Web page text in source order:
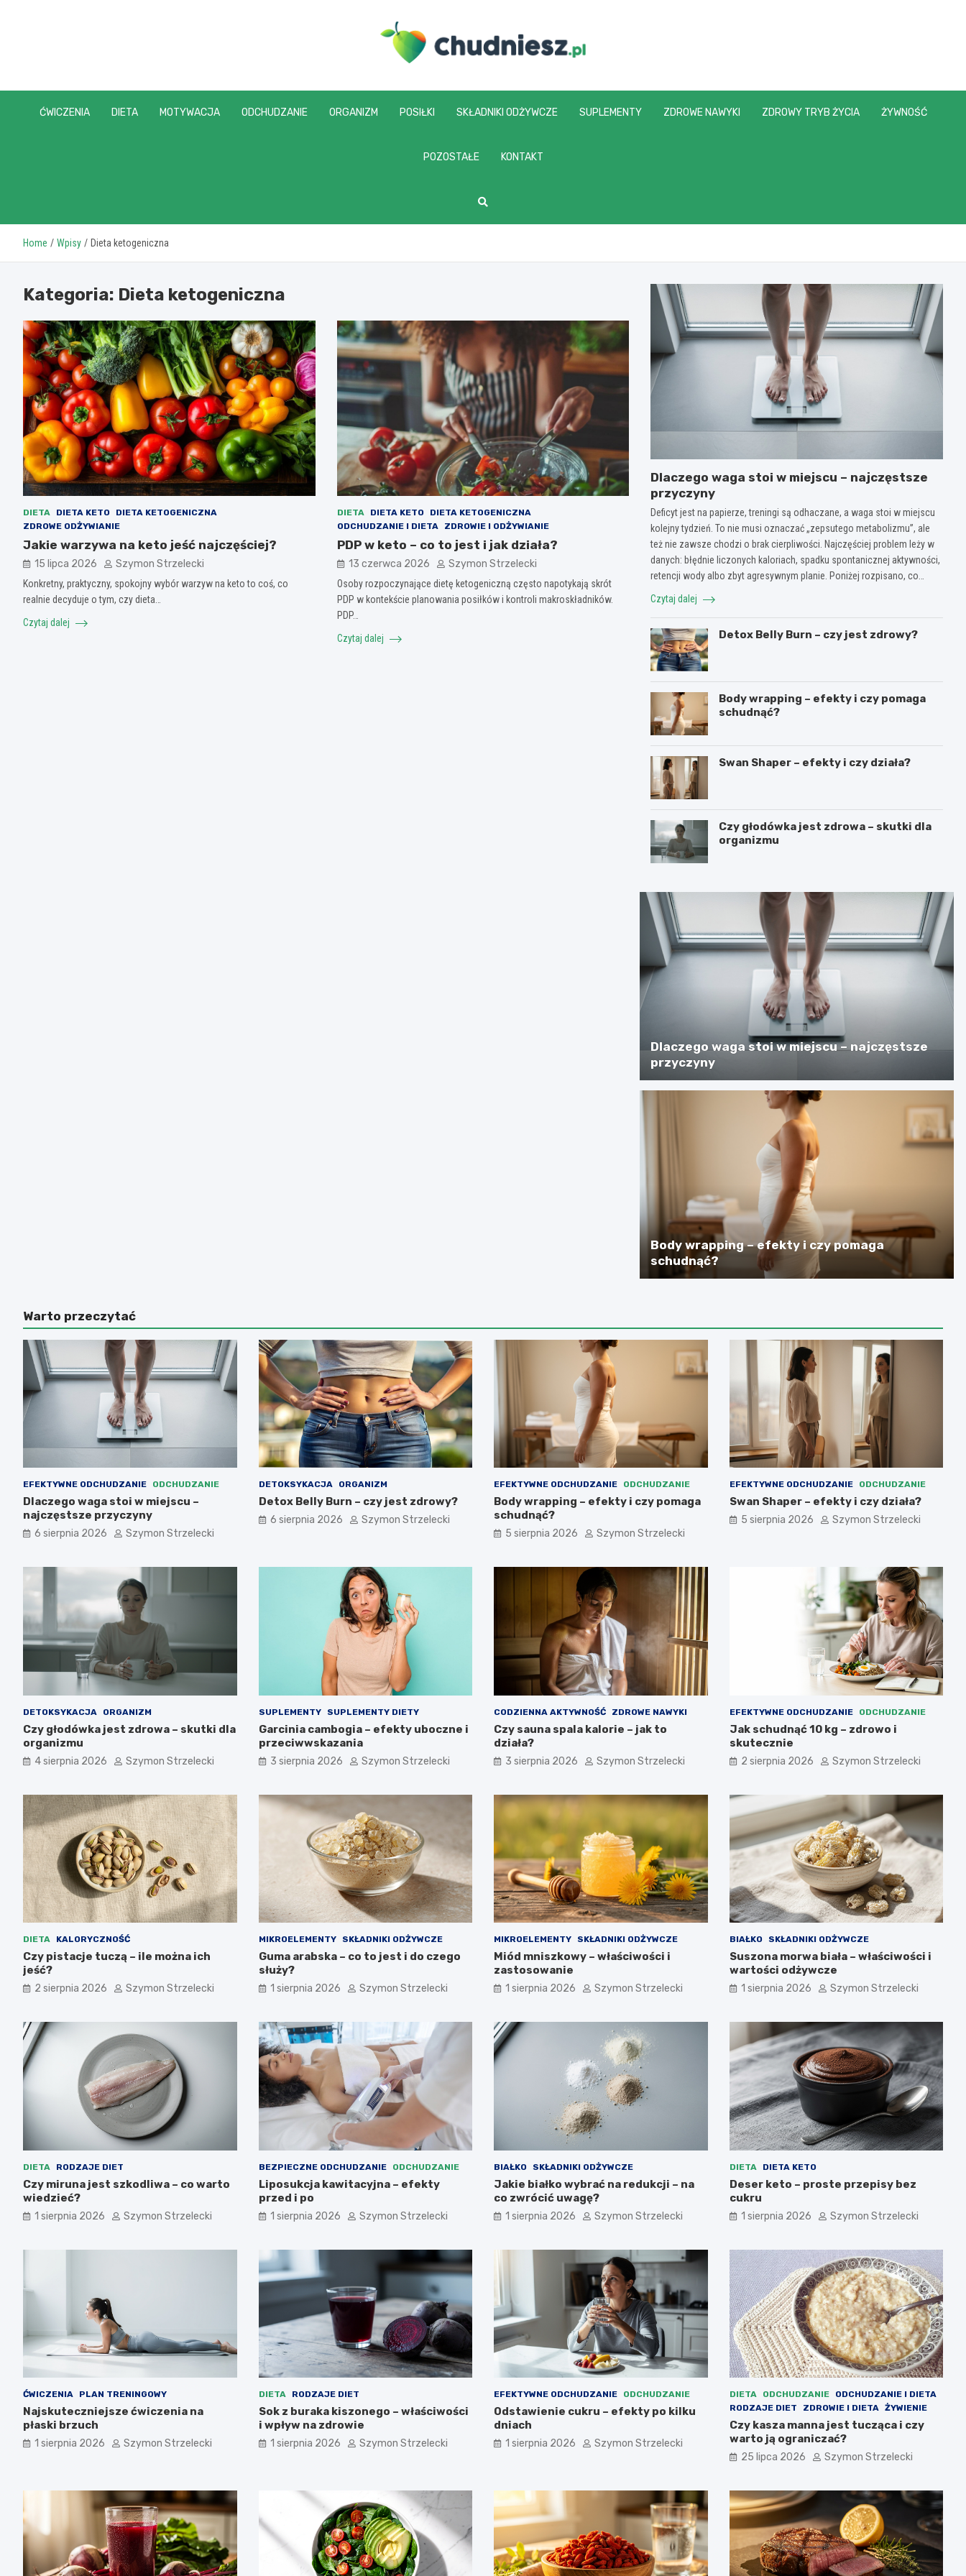
chudniesz.pl
ĆWICZENIA DIETA MOTYWACJA ODCHUDZANIE ORGANIZM POSIŁKI SKŁADNIKI ODŻYWCZE SUPLEMENTY ZDROWE NAWYKI ZDROWY TRYB ŻYCIA ŻYWNOŚĆ
POZOSTAŁE KONTAKT
Home Wpisy Dieta ketogeniczna
Kategoria: Dieta ketogeniczna
DIETA DIETA KETO
DIETA KETOGENICZNA
ZDROWE ODŻYWIANIE
Jakie warzywa na keto jeść najczęściej?
15 lipca 2026 Szymon Strzelecki
Konkretny, praktyczny, spokojny wybór warzyw na keto to coś, co
realnie decyduje o tym, czy dieta…
Czytaj dalej
DIETA DIETA KETO
DIETA KETOGENICZNA
ODCHUDZANIE I DIETA
ZDROWIE I ODŻYWIANIE
PDP w keto – co to jest i jak działa?
13 czerwca 2026 Szymon Strzelecki
Osoby rozpoczynające dietę ketogeniczną często napotykają skrót
PDP w kontekście planowania posiłków i kontroli makroskładników.
PDP…
Czytaj dalej
Dlaczego waga stoi w miejscu – najczęstsze
przyczyny
Deficyt jest na papierze, treningi są odhaczane, a waga stoi w miejscu
kolejny tydzień. To nie musi oznaczać „zepsutego metabolizmu”, ale
też nie zawsze chodzi o brak cierpliwości. Najczęściej problem leży w
danych: błędnie liczonych kaloriach, spadku spontanicznej aktywności,
retencji wody albo zbyt agresywnym planie. Poniżej rozpisano, co…
Czytaj dalej
Detox Belly Burn – czy jest zdrowy?
Body wrapping – efekty i czy pomaga
schudnąć?
Swan Shaper – efekty i czy działa?
Czy głodówka jest zdrowa – skutki dla
organizmu
Dlaczego waga stoi w miejscu – najczęstsze
przyczyny
Body wrapping – efekty i czy pomaga
schudnąć?
Warto przeczytać
EFEKTYWNE ODCHUDZANIE ODCHUDZANIE
Dlaczego waga stoi w miejscu –
najczęstsze przyczyny
6 sierpnia 2026 Szymon Strzelecki
DETOKSYKACJA ORGANIZM
Detox Belly Burn – czy jest zdrowy?
6 sierpnia 2026 Szymon Strzelecki
EFEKTYWNE ODCHUDZANIE ODCHUDZANIE
Body wrapping – efekty i czy pomaga
schudnąć?
5 sierpnia 2026 Szymon Strzelecki
EFEKTYWNE ODCHUDZANIE ODCHUDZANIE
Swan Shaper – efekty i czy działa?
5 sierpnia 2026 Szymon Strzelecki
DETOKSYKACJA ORGANIZM
Czy głodówka jest zdrowa – skutki dla
organizmu
4 sierpnia 2026 Szymon Strzelecki
SUPLEMENTY SUPLEMENTY DIETY
Garcinia cambogia – efekty uboczne i
przeciwwskazania
3 sierpnia 2026 Szymon Strzelecki
CODZIENNA AKTYWNOŚĆ ZDROWE NAWYKI
Czy sauna spala kalorie – jak to
działa?
3 sierpnia 2026 Szymon Strzelecki
EFEKTYWNE ODCHUDZANIE ODCHUDZANIE
Jak schudnąć 10 kg – zdrowo i
skutecznie
2 sierpnia 2026 Szymon Strzelecki
DIETA KALORYCZNOŚĆ
Czy pistacje tuczą – ile można ich
jeść?
2 sierpnia 2026 Szymon Strzelecki
MIKROELEMENTY SKŁADNIKI ODŻYWCZE
Guma arabska – co to jest i do czego
służy?
1 sierpnia 2026 Szymon Strzelecki
MIKROELEMENTY SKŁADNIKI ODŻYWCZE
Miód mniszkowy – właściwości i
zastosowanie
1 sierpnia 2026 Szymon Strzelecki
BIAŁKO SKŁADNIKI ODŻYWCZE
Suszona morwa biała – właściwości i
wartości odżywcze
1 sierpnia 2026 Szymon Strzelecki
DIETA RODZAJE DIET
Czy miruna jest szkodliwa – co warto
wiedzieć?
1 sierpnia 2026 Szymon Strzelecki
BEZPIECZNE ODCHUDZANIE ODCHUDZANIE
Liposukcja kawitacyjna – efekty
przed i po
1 sierpnia 2026 Szymon Strzelecki
BIAŁKO SKŁADNIKI ODŻYWCZE
Jakie białko wybrać na redukcji – na
co zwrócić uwagę?
1 sierpnia 2026 Szymon Strzelecki
DIETA DIETA KETO
Deser keto – proste przepisy bez
cukru
1 sierpnia 2026 Szymon Strzelecki
ĆWICZENIA PLAN TRENINGOWY
Najskuteczniejsze ćwiczenia na
płaski brzuch
1 sierpnia 2026 Szymon Strzelecki
DIETA RODZAJE DIET
Sok z buraka kiszonego – właściwości
i wpływ na zdrowie
1 sierpnia 2026 Szymon Strzelecki
EFEKTYWNE ODCHUDZANIE ODCHUDZANIE
Odstawienie cukru – efekty po kilku
dniach
1 sierpnia 2026 Szymon Strzelecki
DIETA ODCHUDZANIE
ODCHUDZANIE I DIETA
RODZAJE DIET
ZDROWIE I DIETA ŻYWIENIE
Czy kasza manna jest tucząca i czy
warto ją ograniczać?
25 lipca 2026 Szymon Strzelecki